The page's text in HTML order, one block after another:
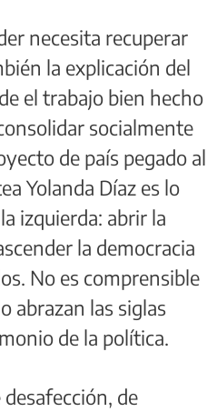
necesita recuperar
la explicación del
el trabajo bien hecho
socialmente
de país pegado al
Yolanda Díaz es lo
izquierda: abrir la
la democracia
No es comprensible
abrazan las siglas
de la política.
de